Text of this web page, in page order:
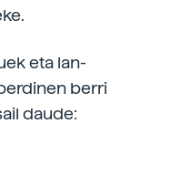
eta lan-
berri
daude: